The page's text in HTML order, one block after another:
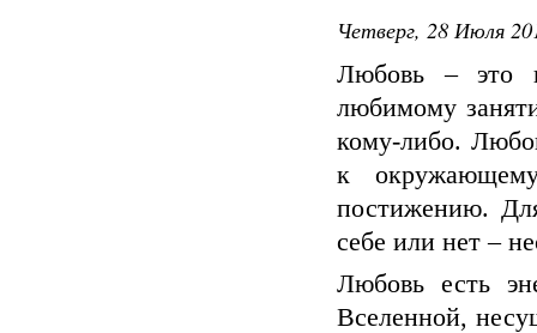
Четверг, 28 Июля
Любовь – это
любимому
кому-либо.
к
постижению.
себе или нет –
Любовь есть
Вселенной,